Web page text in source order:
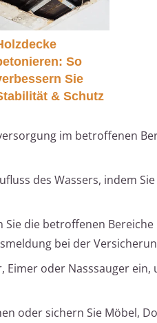
So
Sie
& Schutz
im betroffenen
des Wassers, indem
die betroffenen Bereiche
bei der
Eimer oder Nasssauger
oder sichern Sie Möbel,